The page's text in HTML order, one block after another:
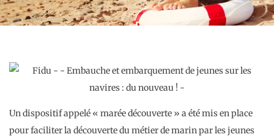
Un dispositif appelé « marée découverte » a été mis en place
pour faciliter la découverte du métier de marin par les jeunes